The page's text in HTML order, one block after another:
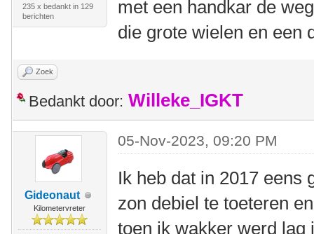
235 x bedankt in 129
berichten
met een handkar de
die grote wielen en een
Zoek
Bedankt door: Willeke_IGKT
Gideonaut
Kilometervreter
05-Nov-2023, 09:20 PM
Ik heb dat in 2017 eens
zon debiel te toeteren
toen ik wakker werd lag